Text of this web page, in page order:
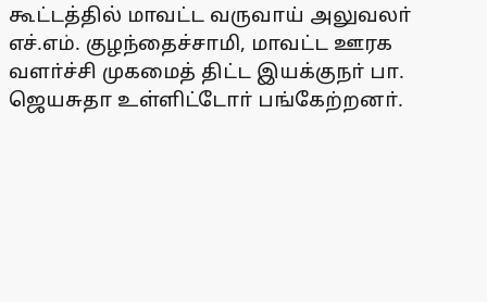
கூட்டத்தில் மாவட்ட வருவாய் அலுவலா்
எச்.எம். குழந்தைச்சாமி, மாவட்ட ஊரக
வளா்ச்சி முகமைத் திட்ட இயக்குநா் பா.
ஜெயசுதா உள்ளிட்டோா் பங்கேற்றனா்.